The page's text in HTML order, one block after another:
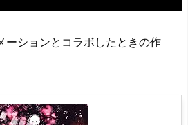
ーションとコラボしたときの作